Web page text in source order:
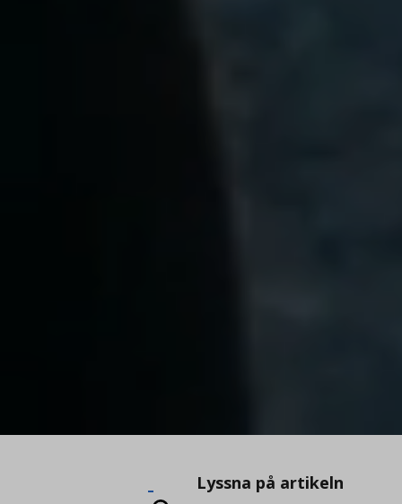
LyssnaLyssna på artikeln